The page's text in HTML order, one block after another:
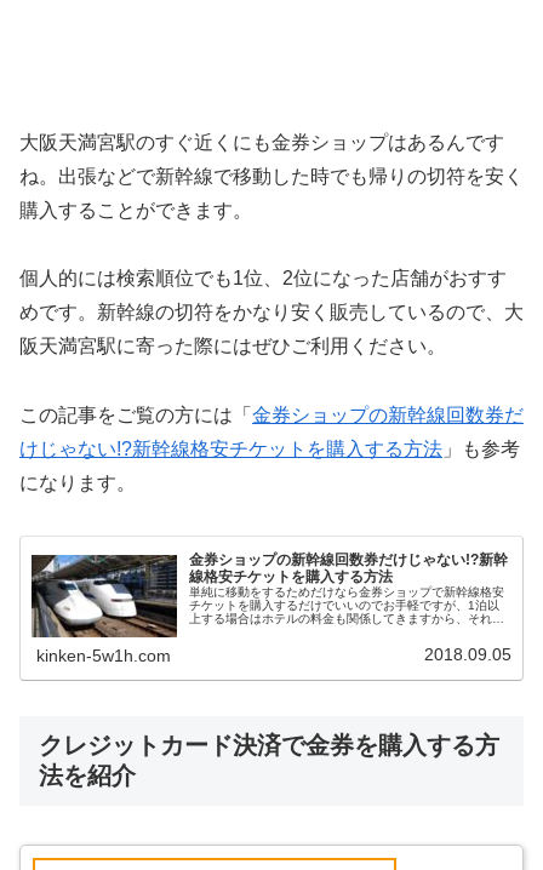
大阪天満宮駅のすぐ近くにも金券ショップはあるんです
ね。出張などで新幹線で移動した時でも帰りの切符を安く
購入することができます。
個人的には検索順位でも1位、2位になった店舗がおすす
めです。新幹線の切符をかなり安く販売しているので、大
阪天満宮駅に寄った際にはぜひご利用ください。
この記事をご覧の方には「 金券ショップの新幹線回数券だ
けじゃない!?新幹線格安チケットを購入する方法 」も参考
になります。
金券ショップの新幹線回数券だけじゃない!?新幹
線格安チケットを購入する方法
単純に移動をするためだけなら金券ショップで新幹線格安
チケットを購入するだけでいいのでお手軽ですが、1泊以
上する場合はホテルの料金も関係してきますから、それぞ
ますよね。そんな時はJR・新幹線+宿泊セットプランとい
kinken-5w1h.com 2018.09.05
クレジットカード決済で金券を購入する方
法を紹介